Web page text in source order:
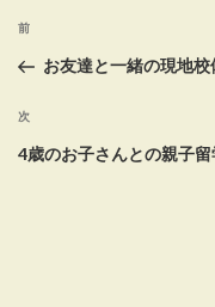
投
稿
ビ
前
の
稿
前
お友達と一緒の現地校
次
の
次
4歳のお子さんとの親子